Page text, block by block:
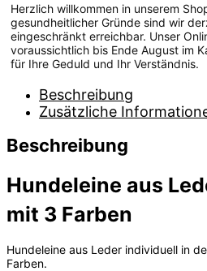
Herzlich willkommen in unserem
gesundheitlicher Gründe sind wir
eingeschränkt erreichbar. Unser
voraussichtlich bis Ende August im
für Ihre Geduld und Ihr Verständnis.
Beschreibung
Zusätzliche
Beschreibung
Hundeleine aus
mit 3 Farben
Hundeleine aus Leder individuell in
Farben.